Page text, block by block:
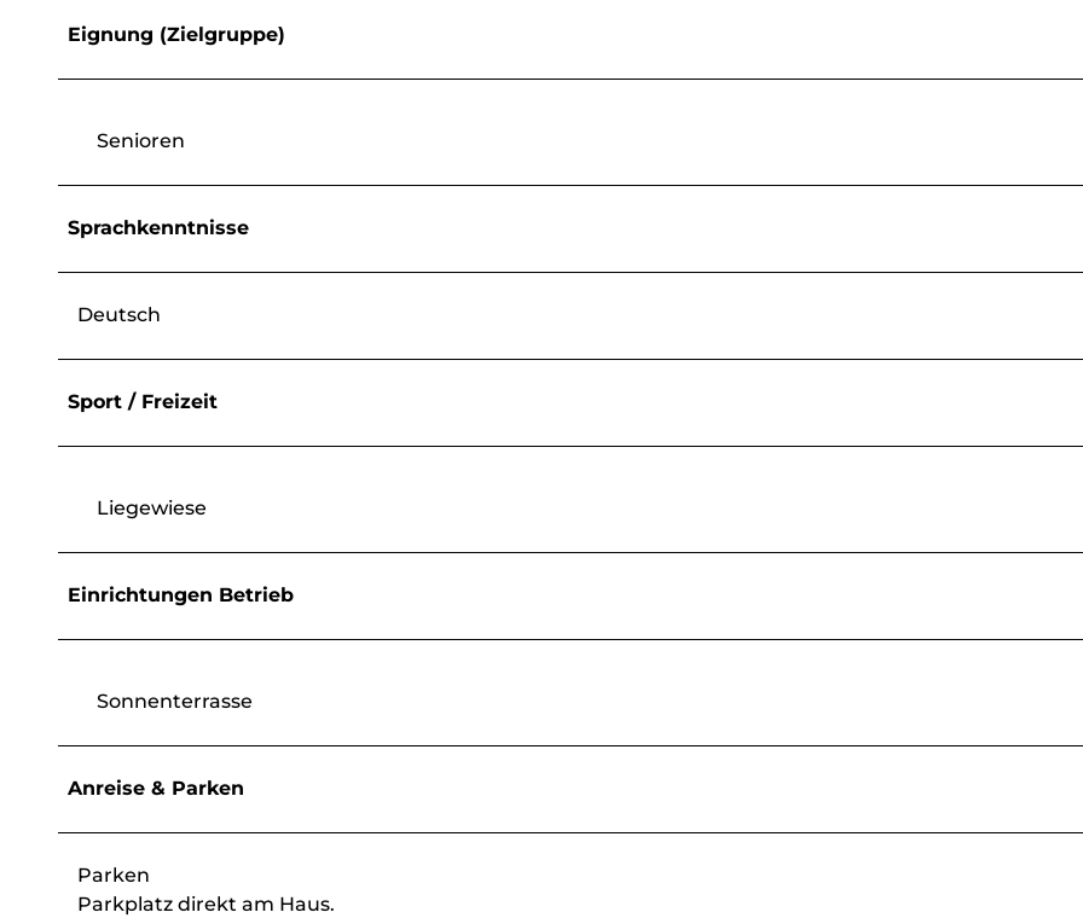
Eignung (Zielgruppe)
Senioren
Sprachkenntnisse
Deutsch
Sport / Freizeit
Liegewiese
Einrichtungen Betrieb
Sonnenterrasse
Anreise & Parken
Parken
Parkplatz direkt am Haus.